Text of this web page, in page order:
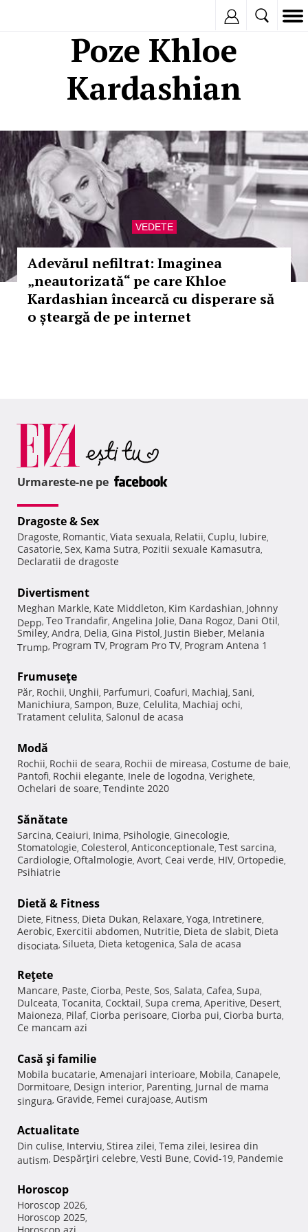
Poze Khloe
Kardashian
VEDETE
Adevărul nefiltrat: Imaginea
„neautorizată“ pe care Khloe
Kardashian încearcă cu disperare să
o șteargă de pe internet
Urmareste-ne pe
Dragoste & Sex
Dragoste, Romantic, Viata sexuala, Relatii, Cuplu, Iubire,
Casatorie, Sex, Kama Sutra, Pozitii sexuale Kamasutra,
Declaratii de dragoste
Divertisment
Meghan Markle, Kate Middleton, Kim Kardashian, Johnny
Depp, Teo Trandafir, Angelina Jolie, Dana Rogoz, Dani Otil,
Smiley, Andra, Delia, Gina Pistol, Justin Bieber, Melania
Trump, Program TV, Program Pro TV, Program Antena 1
Frumuseţe
Păr, Rochii, Unghii, Parfumuri, Coafuri, Machiaj, Sani,
Manichiura, Sampon, Buze, Celulita, Machiaj ochi,
Tratament celulita, Salonul de acasa
Modă
Rochii, Rochii de seara, Rochii de mireasa, Costume de baie,
Pantofi, Rochii elegante, Inele de logodna, Verighete,
Ochelari de soare, Tendinte 2020
Sănătate
Sarcina, Ceaiuri, Inima, Psihologie, Ginecologie,
Stomatologie, Colesterol, Anticonceptionale, Test sarcina,
Cardiologie, Oftalmologie, Avort, Ceai verde, HIV, Ortopedie,
Psihiatrie
Dietă & Fitness
Diete, Fitness, Dieta Dukan, Relaxare, Yoga, Intretinere,
Aerobic, Exercitii abdomen, Nutritie, Dieta de slabit, Dieta
disociata, Silueta, Dieta ketogenica, Sala de acasa
Reţete
Mancare, Paste, Ciorba, Peste, Sos, Salata, Cafea, Supa,
Dulceata, Tocanita, Cocktail, Supa crema, Aperitive, Desert,
Maioneza, Pilaf, Ciorba perisoare, Ciorba pui, Ciorba burta,
Ce mancam azi
Casă şi familie
Mobila bucatarie, Amenajari interioare, Mobila, Canapele,
Dormitoare, Design interior, Parenting, Jurnal de mama
singura, Gravide, Femei curajoase, Autism
Actualitate
Din culise, Interviu, Stirea zilei, Tema zilei, Iesirea din
autism, Despărţiri celebre, Vesti Bune, Covid-19, Pandemie
Horoscop
Horoscop 2026,
Horoscop 2025,